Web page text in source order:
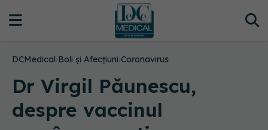
DCMedical›Boli și Afecțiuni›Coronavirus
Dr Virgil Păunescu,
despre vaccinul